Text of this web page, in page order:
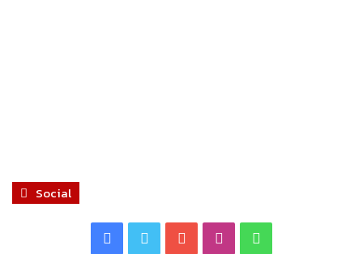
Social
Facebook
Twitter YouTubeInstagram